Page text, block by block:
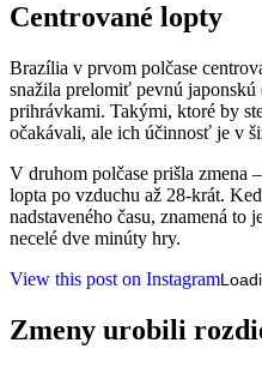
Centrované lopty
Brazília v prvom polčase
snažila prelomiť pevnú
prihrávkami. Takými, ktoré by
očakávali, ale ich účinnosť je v
V druhom polčase prišla zmena
lopta po vzduchu až 28-krát.
nadstaveného času, znamená to
necelé dve minúty hry.
View this post on Instagram
Zmeny urobili